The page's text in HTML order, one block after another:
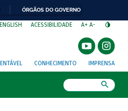
ÓRGÃOS DO GOVERNO
ENGLISH ACESSIBILIDADE A+ A-
CONHECIMENTO IMPRENSA